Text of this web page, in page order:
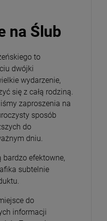
na Ślub
to
dwójki
wydarzenie,
się z całą rodziną.
zaproszenia na
sposób
do
dniu.
efektowne,
subtelnie
do
informacji